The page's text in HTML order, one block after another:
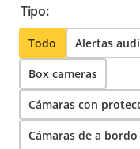
Tipo:
Todo Alertas
Box cameras
Cámaras con
Cámaras de a bordo